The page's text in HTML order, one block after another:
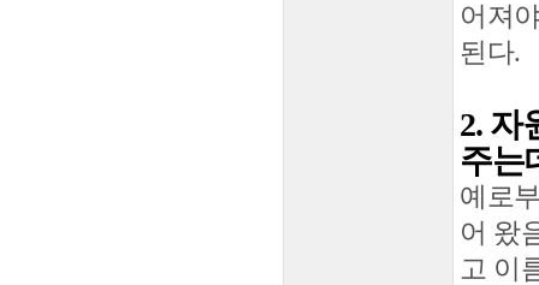
어져
된다.
2. 자
주는
예로
어 왔
고 이